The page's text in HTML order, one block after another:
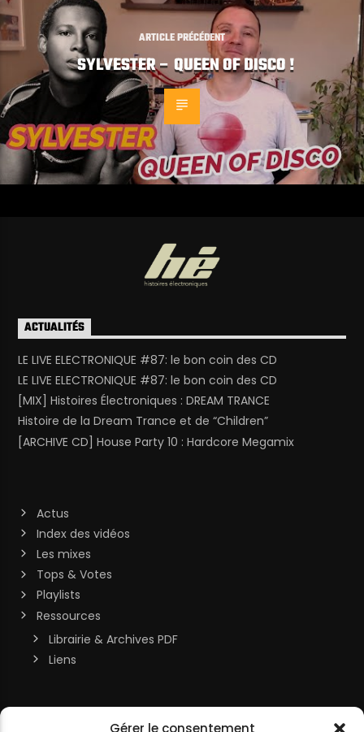
Gérer le consentement
ARTICLE PRÉCÉDENT
SYLVESTER – QUEEN OF DISCO !
ACTUALITÉS
LE LIVE ELECTRONIQUE #87: le bon coin des CD
LE LIVE ELECTRONIQUE #87: le bon coin des CD
[MIX] Histoires Électroniques : DREAM TRANCE
Histoire de la Dream Trance et de “Children”
[ARCHIVE CD] House Party 10 : Hardcore Megamix
Actus
Index des vidéos
Les mixes
Tops & Votes
Playlists
Ressources
Librairie & Archives PDF
Liens